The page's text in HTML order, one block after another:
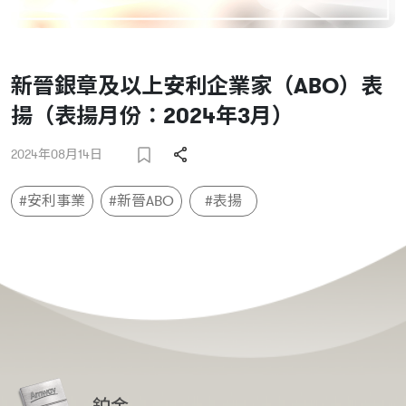
新晉銀章及以上安利企業家（ABO）表
揚（表揚月份：2024年3月）
2024年08月14日
#安利事業 #新晉ABO #表揚